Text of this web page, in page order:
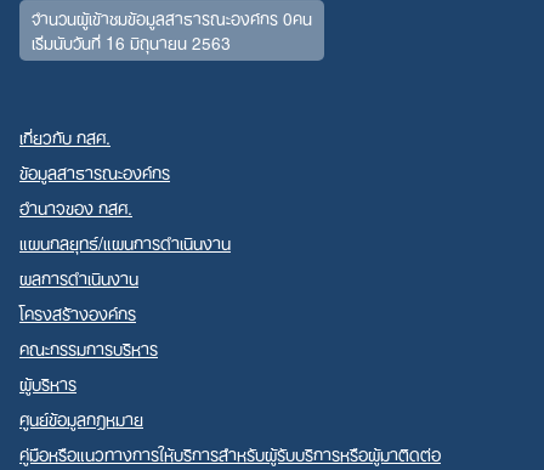
จำนวนผู้เข้าชมข้อมูลสาธารณะองค์กร 0คน
เริ่มนับวันที่ 16 มิถุนายน 2563
เกี่ยวกับ กสศ.
ข้อมูลสาธารณะองค์กร
อำนาจของ กสศ.
แผนกลยุทธ์/แผนการดำเนินงาน
ผลการดำเนินงาน
โครงสร้างองค์กร
คณะกรรมการบริหาร
ผู้บริหาร
ศูนย์ข้อมูลกฎหมาย
คู่มือหรือแนวทางการให้บริการสำหรับผู้รับบริการหรือผู้มาติดต่อ